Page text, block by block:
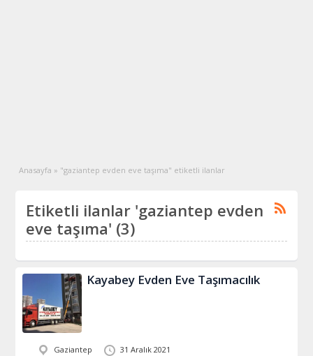
Anasayfa » "gaziantep evden eve taşıma" etiketli ilanlar
Etiketli ilanlar 'gaziantep evden
eve taşıma' (3)
Kayabey Evden Eve Taşımacılık
Gaziantep 31 Aralık 2021